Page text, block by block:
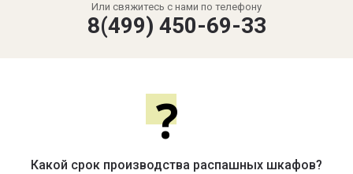
Или свяжитесь с нами по телефону
8(499) 450-69-33
?
Какой срок производства распашных шкафов?